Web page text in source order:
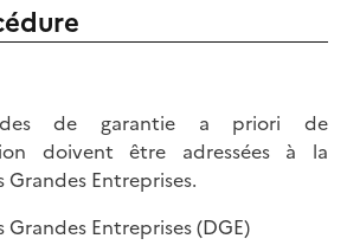
de garantie a priori de
doivent être adressées à la
Entreprises.
Entreprises (DGE)